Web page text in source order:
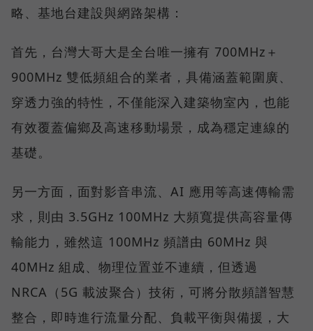
略、基地台建設與網路架構：
首先，台灣大哥大是全台唯一擁有 700MHz＋
900MHz 雙低頻組合的業者，具備涵蓋範圍廣、
穿透力強的特性，不僅能深入建築物室內，也能
有效覆蓋偏鄉及高速移動場景，成為穩定連線的
基礎。
另一方面，面對影音串流、AI 應用等高速傳輸需
求，則由 3.5GHz 100MHz 大頻寬提供高容量傳
輸能力，雖然這 100MHz 頻譜由 60MHz 與
40MHz 組成、物理位置並不連續，但透過
NRCA（5G 載波聚合）技術，可將分散頻譜智慧
整合，即時進行流量分配、負載平衡與備援，大